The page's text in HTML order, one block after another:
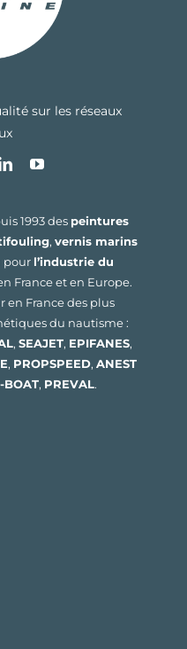
sur les réseaux
1993 des peintures
, vernis marins
pour l’industrie du
France et en Europe.
en France des plus
du nautisme :
, SEAJET, EPIFANES,
, PROPSPEED, ANEST
BOAT, PREVAL.